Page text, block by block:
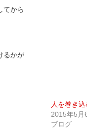
てから
るかが
人を巻き
2015年5月
ブログ